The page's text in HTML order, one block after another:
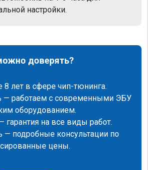
настройки.
доверять?
лет в сфере чип-тюнинга.
— работаем с современными ЭБУ
оборудованием.
гарантия на все виды работ.
— подробные консультации по
цены.